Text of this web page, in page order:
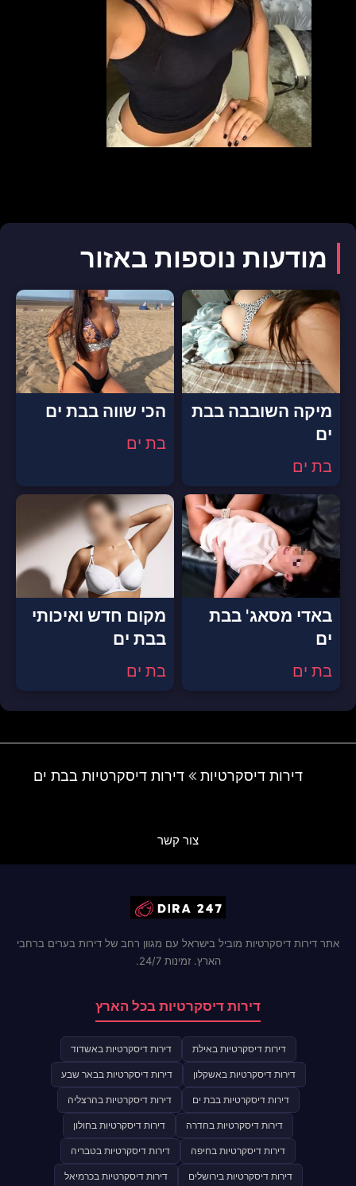
מודעות נוספות באזור
מיקה השובבה בבת
ים
בת ים
הכי שווה בבת ים
בת ים
באדי מסאג' בבת
ים
בת ים
מקום חדש ואיכותי
בבת ים
בת ים
דירות דיסקרטיות דירות דיסקרטיות בבת ים
צור קשר
אתר דירות דיסקרטיות מוביל בישראל עם מגוון רחב של דירות בערים ברחבי
הארץ. זמינות 24/7.
דירות דיסקרטיות בכל הארץ
דירות דיסקרטיות באילת דירות דיסקרטיות באשדוד
דירות דיסקרטיות באשקלון דירות דיסקרטיות בבאר שבע
דירות דיסקרטיות בבת ים דירות דיסקרטיות בהרצליה
דירות דיסקרטיות בחדרה דירות דיסקרטיות בחולון
דירות דיסקרטיות בחיפה דירות דיסקרטיות בטבריה
דירות דיסקרטיות בירושלים דירות דיסקרטיות בכרמיאל